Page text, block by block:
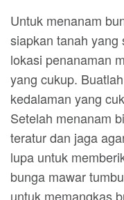
Untuk menanam
siapkan tanah yang
lokasi penanaman
yang cukup.
kedalaman yang
Setelah menanam
teratur dan jaga
lupa untuk
bunga mawar
untuk memangkas